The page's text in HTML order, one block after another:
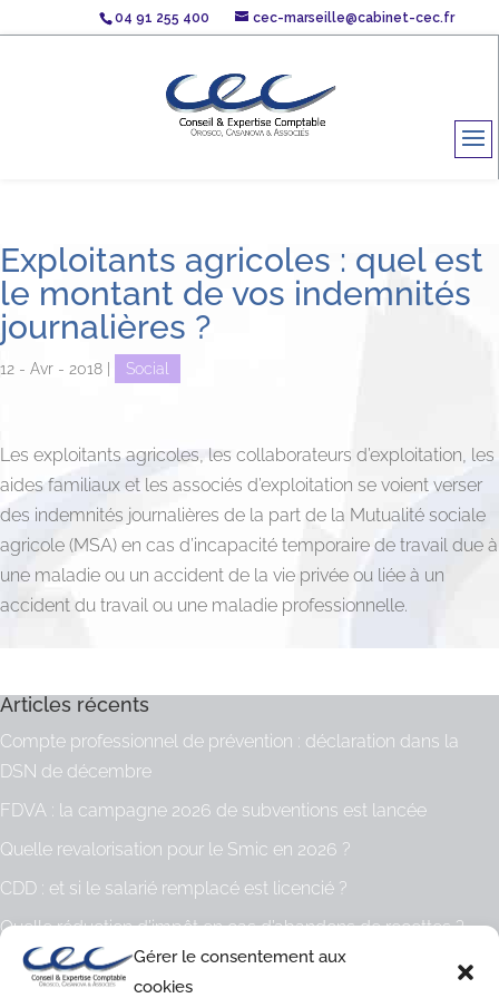
Gérer le consentement aux
cookies
04 91 255 400 cec-marseille@cabinet-cec.fr
Exploitants agricoles : quel est
le montant de vos indemnités
journalières ?
12 - Avr - 2018 Social
Les exploitants agricoles, les collaborateurs d’exploitation, les
aides familiaux et les associés d’exploitation se voient verser
des indemnités journalières de la part de la Mutualité sociale
agricole (MSA) en cas d’incapacité temporaire de travail due à
une maladie ou un accident de la vie privée ou liée à un
accident du travail ou une maladie professionnelle.
Articles récents
Compte professionnel de prévention : déclaration dans la
DSN de décembre
FDVA : la campagne 2026 de subventions est lancée
Quelle revalorisation pour le Smic en 2026 ?
CDD : et si le salarié remplacé est licencié ?
Quelle réduction d’impôt en cas d’abandons de recettes ?
Archives